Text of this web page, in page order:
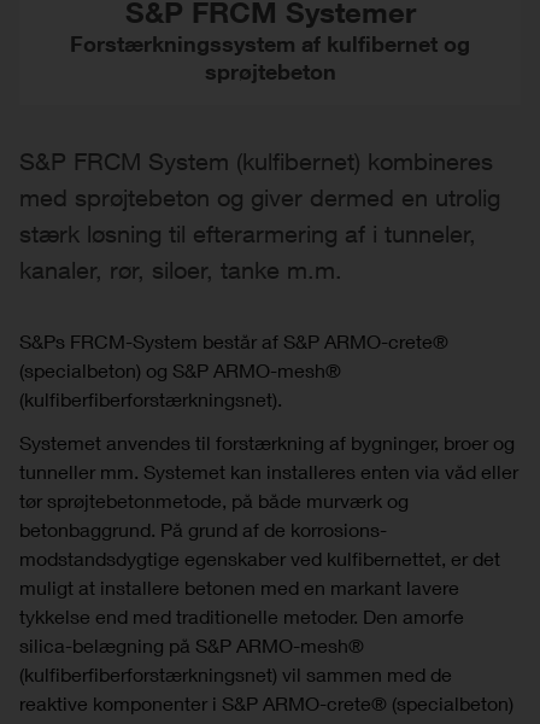
S&P FRCM Systemer
Forstærkningssystem af kulfibernet og
sprøjtebeton
S&P FRCM System (kulfibernet) kombineres
med sprøjtebeton og giver dermed en utrolig
stærk løsning til efterarmering af i tunneler,
kanaler, rør, siloer, tanke m.m.
S&Ps FRCM-System består af S&P ARMO-crete®
(specialbeton) og S&P ARMO-mesh®
(kulfiberfiberforstærkningsnet).
Systemet anvendes til forstærkning af bygninger, broer og
tunneller mm. Systemet kan installeres enten via våd eller
tør sprøjtebetonmetode, på både murværk og
betonbaggrund. På grund af de korrosions-
modstandsdygtige egenskaber ved kulfibernettet, er det
muligt at installere betonen med en markant lavere
tykkelse end med traditionelle metoder. Den amorfe
silica-belægning på S&P ARMO-mesh®
(kulfiberfiberforstærkningsnet) vil sammen med de
reaktive komponenter i S&P ARMO-crete® (specialbeton)